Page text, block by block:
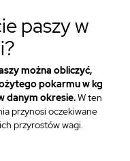
paszy w
można obliczyć,
pokarmu w kg
danym okresie.W ten
przynosi oczekiwane
przyrostów wagi.